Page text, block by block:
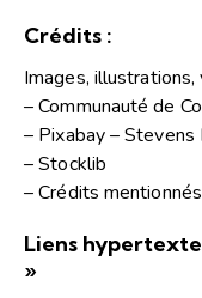
Crédits :
Images, illustrations,
– Communauté de
– Pixabay – Stevens
– Stocklib
– Crédits
Liens
»